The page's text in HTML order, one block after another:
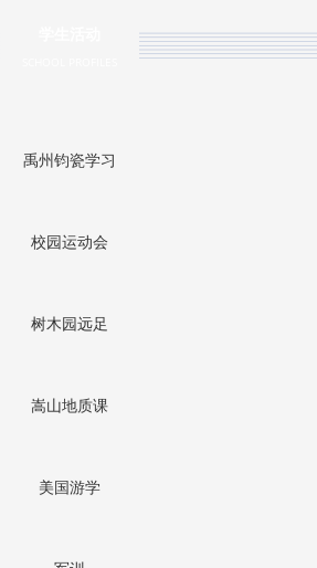
禹州钧瓷学习
校园运动会
树木园远足
嵩山地质课
美国游学